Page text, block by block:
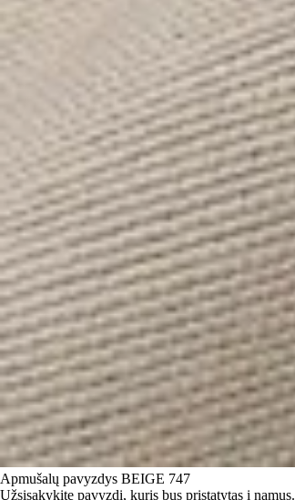
Apmušalų pavyzdys BEIGE 747
Užsisakykite pavyzdį, kuris bus pristatytas į namus.